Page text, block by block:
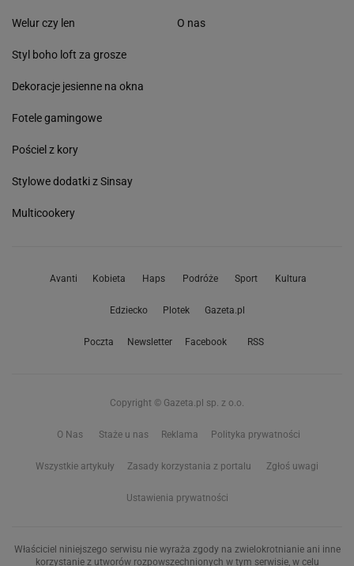
Welur czy len
Styl boho loft za grosze
Dekoracje jesienne na okna
Fotele gamingowe
Pościel z kory
Stylowe dodatki z Sinsay
Multicookery
O nas
Avanti Kobieta Haps Podróże Sport Kultura
Edziecko Plotek Gazeta.pl
Poczta Newsletter Facebook RSS
Copyright © Gazeta.pl sp. z o.o.
O Nas Staże u nas Reklama Polityka prywatności
Wszystkie artykuły Zasady korzystania z portalu Zgłoś uwagi
Ustawienia prywatności
Właściciel niniejszego serwisu nie wyraża zgody na zwielokrotnianie ani inne
korzystanie z utworów rozpowszechnionych w tym serwisie, w celu